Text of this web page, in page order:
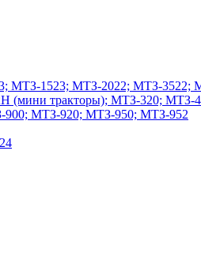
МТЗ-1523; МТЗ-2022; МТЗ-3522;
тракторы); МТЗ-320; МТЗ-
МТЗ-920; МТЗ-950; МТЗ-952